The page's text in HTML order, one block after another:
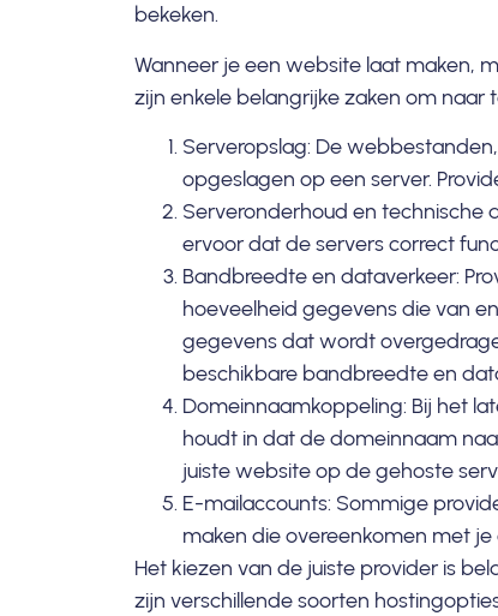
bekeken.
Wanneer je een website laat maken,
zijn enkele belangrijke zaken om naar
Serveropslag: De
opgeslagen op een server.
Serveronderhoud en technische
ervoor dat deserverscorrect
Bandbreedte en dataverkeer:
hoeveelheid gegevens die van
gegevens dat wordt
beschikbare bandbreedte en
Domeinnaamkoppeling: Bij het
houdt in dat de domeinnaam
juiste website op de gehoste
E-mailaccounts: Sommige
maken die overeenkomen met
Het kiezen van de juiste provider is
zijn verschillende soorten